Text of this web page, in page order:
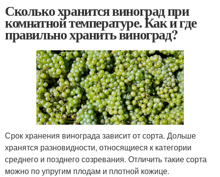
Сколько хранится виноград при
комнатной температуре. Как и где
правильно хранить виноград?
Срок хранения винограда зависит от сорта. Дольше
хранятся разновидности, относящиеся к категории
среднего и позднего созревания. Отличить такие сорта
можно по упругим плодам и плотной кожице.